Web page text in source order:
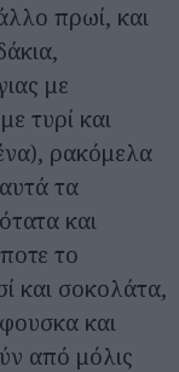
πρωί, και
με
τυρί και
ρακόμελα
αυτά τα
και
το
και σοκολάτα,
και
από μόλις